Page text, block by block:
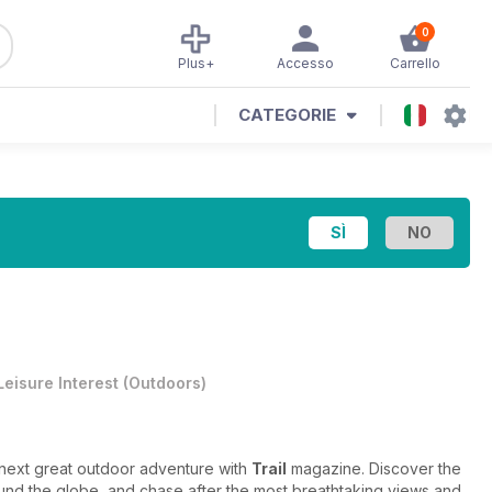
0
Carrello
Accesso
Plus+
CATEGORIE
Interest (Outdoors)
great outdoor adventure with Trail magazine. Discover the